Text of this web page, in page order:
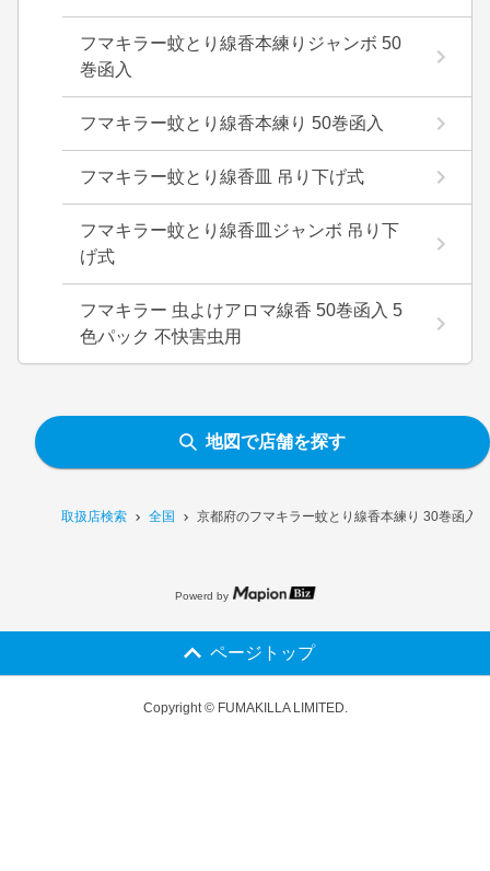
取扱店検索 全国 京都府のフマキラー蚊とり線香本練り 30巻函入
フマキラー蚊とり線香本練りジャンボ 50
巻函入
フマキラー蚊とり線香本練り 50巻函入
フマキラー蚊とり線香皿 吊り下げ式
フマキラー蚊とり線香皿ジャンボ 吊り下
げ式
フマキラー 虫よけアロマ線香 50巻函入 5
色パック 不快害虫用
地図で店舗を探す
Powerd by
ページトップ
Copyright © FUMAKILLA LIMITED.